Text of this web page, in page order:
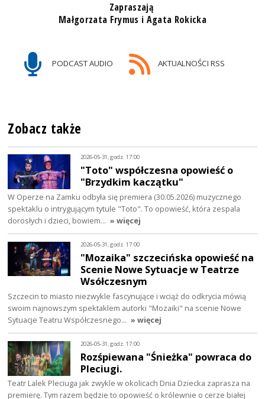
Zapraszają
Małgorzata Frymus i Agata Rokicka
PODCAST AUDIO AKTUALNOŚCI RSS
Zobacz także
2026-05-31, godz. 17:00
"Toto" współczesna opowieść o
"Brzydkim kaczątku"
W Operze na Zamku odbyła się premiera (30.05.2026) muzycznego
spektaklu o intrygującym tytule "Toto". To opowieść, która zespala
dorosłych i dzieci, bowiem… » więcej
2026-05-31, godz. 17:00
"Mozaika" szczecińska opowieść na
Scenie Nowe Sytuacje w Teatrze
Wsółczesnym
Szczecin to miasto niezwykle fascynujące i wciąż do odkrycia mówią
swoim najnowszym spektaklem autorki "Mozaiki" na scenie Nowe
Sytuacje Teatru Współczesnego… » więcej
2026-05-31, godz. 17:00
Rozśpiewana "Śnieżka" powraca do
Pleciugi.
Teatr Lalek Pleciuga jak zwykle w okolicach Dnia Dziecka zaprasza na
premierę. Tym razem będzie to opowieść o królewnie o cerze białej